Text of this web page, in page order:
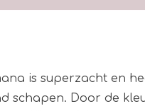
is superzacht en
schapen. Door de